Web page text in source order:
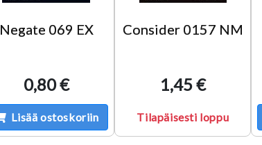
Negate 069 EX
0,80 €
Lisää ostoskoriin
Consider 0157 NM
1,45 €
Tilapäisesti loppu